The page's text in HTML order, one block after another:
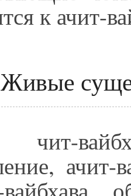
к ачит-
Живые
чит-